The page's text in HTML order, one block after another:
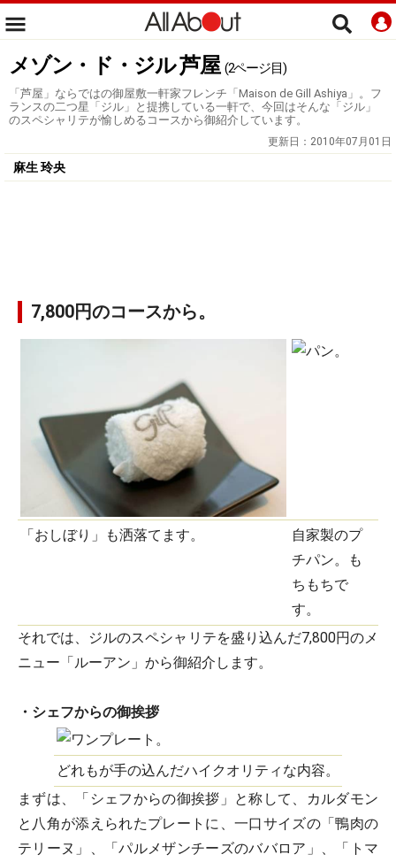
メゾン・ド・ジル 芦屋 (2ページ目)
「芦屋」ならではの御屋敷一軒家フレンチ「Maison de Gill Ashiya」。フ
ランスの二つ星「ジル」と提携している一軒で、今回はそんな「ジル」
のスペシャリテが愉しめるコースから御紹介しています。
更新日： 2010年07月01日
麻生 玲央
7,800円のコースから。
「おしぼり」も洒落てます。
自家製のプ
チパン。も
ちもちで
す。
それでは、ジルのスペシャリテを盛り込んだ7,800円のメ
ニュー「ルーアン」から御紹介します。
・シェフからの御挨拶
どれもが手の込んだハイクオリティな内容。
まずは、「シェフからの御挨拶」と称して、カルダモン
と八角が添えられたプレートに、一口サイズの「鴨肉の
テリーヌ」、「パルメザンチーズのババロア」、「トマ